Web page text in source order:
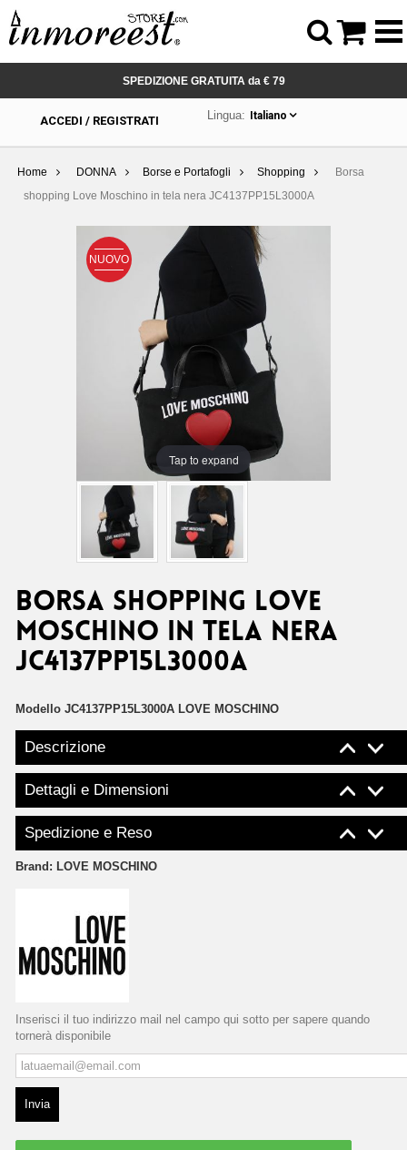
SPEDIZIONE GRATUITA da € 79
ACCEDI / REGISTRATI Lingua: Italiano
Home DONNA Borse e Portafogli Shopping
Borsa
shopping Love Moschino in tela nera JC4137PP15L3000A
NUOVO
Tap to expand
Borsa shopping Love
Moschino in tela nera
JC4137PP15L3000A
Modello JC4137PP15L3000A LOVE MOSCHINO
Descrizione
Dettagli e Dimensioni
Spedizione e Reso
Brand: LOVE MOSCHINO
Inserisci il tuo indirizzo mail nel campo qui sotto per sapere quando
tornerà disponibile
Invia
 